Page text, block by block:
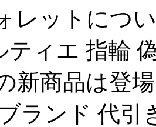
レットにつ
ティエ 指輪
新商品は登
ランド 代引